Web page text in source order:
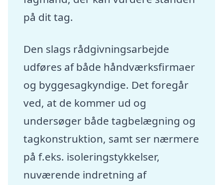
på dit tag.
Den slags rådgivningsarbejde
udføres af både håndværksfirmaer
og byggesagkyndige. Det foregår
ved, at de kommer ud og
undersøger både tagbelægning og
tagkonstruktion, samt ser nærmere
på f.eks. isoleringstykkelser,
nuværende indretning af